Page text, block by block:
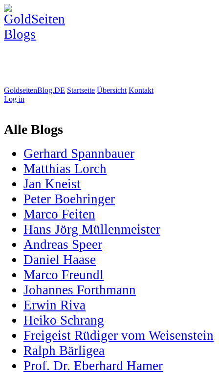
GoldseitenBlog.DE Startseite Übersicht Kontakt
Log in
Alle Blogs
Gerhard Spannbauer
Matthias Lorch
Jan Kneist
Peter Boehringer
Marco Feiten
Hans Jörg Müllenmeister
Andreas Speer
Daniel Haase
Marco Freundl
Johannes Forthmann
Erwin Riva
Heiko Schrang
Freigeist Rüdiger vom Weisenstein
Ralph Bärligea
Prof. Dr. Eberhard Hamer